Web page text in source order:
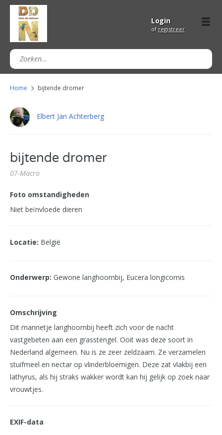
Login
of registreer
Home bijtende dromer
Elbert Jan Achterberg
bijtende dromer
07-Macro
Foto omstandigheden
Niet beïnvloede dieren
Locatie: België
Onderwerp: Gewone langhoornbij, Eucera longicornis
Omschrijving
Dit mannetje langhoornbij heeft zich voor de nacht
vastgebeten aan een grasstengel. Ooit was deze soort in
Nederland algemeen. Nu is ze zeer zeldzaam. Ze verzamelen
stuifmeel en nectar op vlinderbloemigen. Deze zat vlakbij een
lathyrus, als hij straks wakker wordt kan hij gelijk op zoek naar
vrouwtjes.
EXIF-data